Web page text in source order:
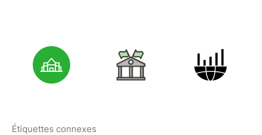
Étiquettes connexes